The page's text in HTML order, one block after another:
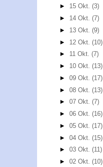
► 15 Okt.(3)
► 14 Okt.(7)
► 13 Okt.(9)
► 12 Okt.(10)
► 11 Okt.(7)
► 10 Okt.(13)
►09 Okt.(17)
►08 Okt.(13)
►07 Okt.(7)
►06 Okt.(16)
►05 Okt.(17)
►04 Okt.(15)
►03 Okt.(11)
►02 Okt.(10)